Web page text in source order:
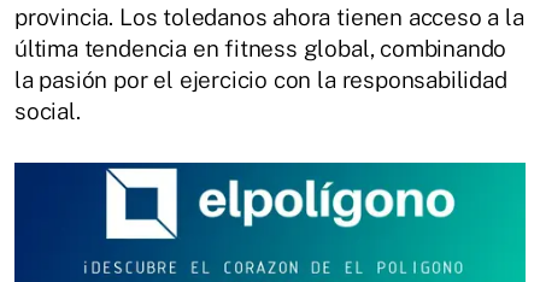
provincia. Los toledanos ahora tienen acceso a la
última tendencia en fitness global, combinando
la pasión por el ejercicio con la responsabilidad
social.